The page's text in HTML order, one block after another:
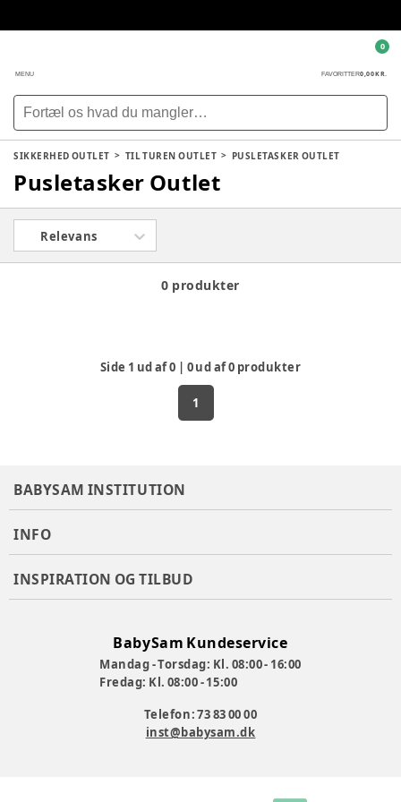
MENU FAVORITTER0,00 KR.
0
SIKKERHED OUTLET TIL TUREN OUTLET PUSLETASKER OUTLET
Pusletasker Outlet
Relevans
0 produkter
Side 1 ud af0 0ud af0 produkter
1
BABYSAM INSTITUTION
INFO
INSPIRATION OG TILBUD
BabySam Kundeservice
Mandag - Torsdag: Kl. 08:00 - 16:00
Fredag: Kl. 08:00 - 15:00
Telefon: 73 83 00 00
inst@babysam.dk